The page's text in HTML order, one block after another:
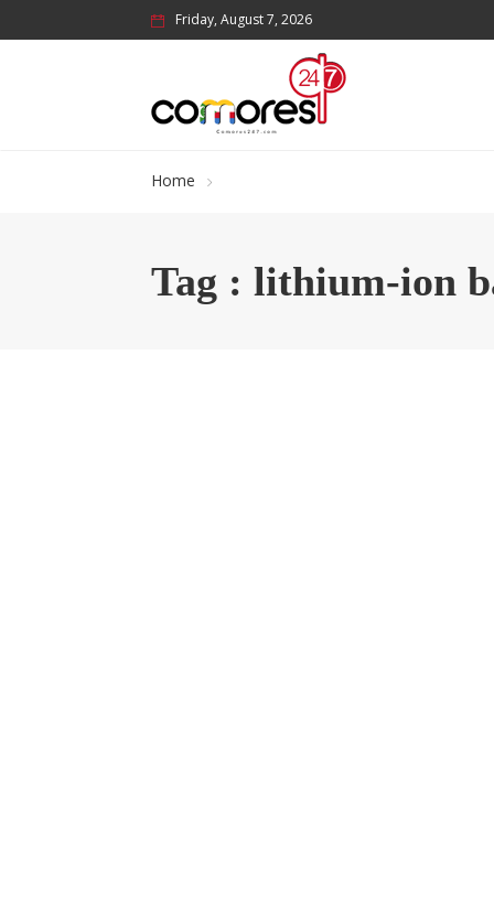
Friday, August 7, 2026
Home
Tag : lithium-ion